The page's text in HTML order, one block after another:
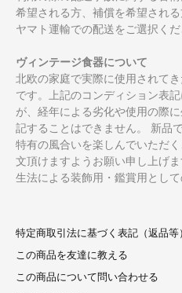
希望される方、補償を希望され
ヤマト運輸での配送をご選択くだ
ヴィンテージ食器について
北欧の家庭で実際に使用されて
です。上記のコンディション表
が、経年による劣化や使用の際
記することはできません。 新品
特有の風合いを楽しんでいただ
文頂けますようお願い申し上げ
生法による装飾用・鑑賞用として
特定商取引法に基づく表記（返品等
この商品を友達に教える
この商品について問い合わせる